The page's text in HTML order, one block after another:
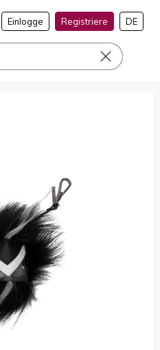
Einlogge Registriere DE